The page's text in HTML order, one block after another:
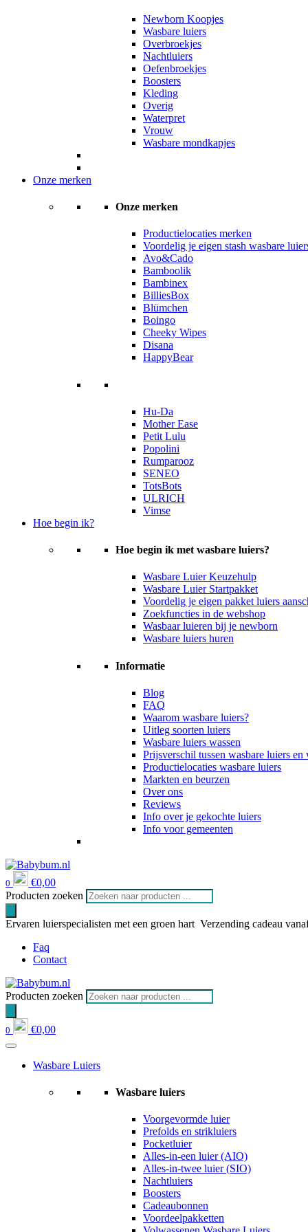
Newborn Koopjes
Wasbare luiers
Overbroekjes
Nachtluiers
Oefenbroekjes
Boosters
Kleding
Overig
Waterpret
Vrouw
Wasbare mondkapjes
Onze merken
Onze merken
Productielocaties merken
Voordelig je eigen stash wasbare
Avo&Cado
Bamboolik
Bambinex
BilliesBox
Blümchen
Boingo
Cheeky Wipes
Disana
HappyBear
Hu-Da
Mother Ease
Petit Lulu
Popolini
Rumparooz
SENEO
TotsBots
ULRICH
Vimse
Hoe begin ik?
Hoe begin ik met wasbare luiers?
Wasbare Luier Keuzehulp
Wasbare Luier Startpakket
Voordelig je eigen pakket luiers
Zoekfuncties in de webshop
Wasbaar luieren bij je newborn
Wasbare luiers huren
Informatie
Blog
FAQ
Waarom wasbare luiers?
Uitleg soorten luiers
Wasbare luiers wassen
Prijsverschil tussen wasbare luiers
Productielocaties wasbare luiers
Markten en beurzen
Over ons
Reviews
Info over je gekochte luiers
Info voor gemeenten
0 €0,00
Producten zoeken
Ervaren luierspecialisten met een groen hart Verzending cadeau
Faq
Contact
Producten zoeken
0 €0,00
Wasbare Luiers
Wasbare luiers
Voorgevormde luier
Prefolds en strikluiers
Pocketluier
Alles-in-een luier (AIO)
Alles-in-twee luier (SIO)
Nachtluiers
Boosters
Cadeaubonnen
Voordeelpakketten